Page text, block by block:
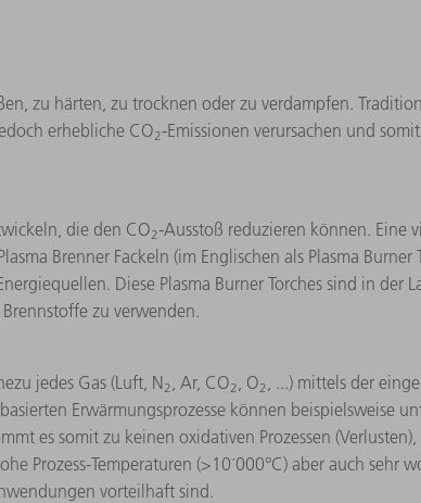
zu härten, zu trocknen oder zu verdampfen.
erhebliche CO2-Emissionen verursachen und
die den CO2-Ausstoß reduzieren können. Eine
Brenner Fackeln (im Englischen als Plasma Burner
Diese Plasma Burner Torches sind in der
zu verwenden.
jedes Gas (Luft, N2 , Ar, CO2 , O2
, ...) mittels der
Erwärmungsprozesse können beispielsweise
es somit zu keinen oxidativen Prozessen
Prozess-Temperaturen (>10´000°C) aber auch sehr
vorteilhaft sind.